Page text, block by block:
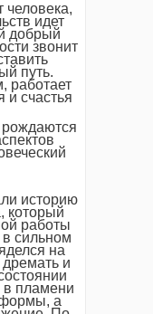
человека,
идет
добрый
звонит
путь.
работает
и счастья
рождаются
историю
который
работы
сильном
на
и
в пламени
формы, а